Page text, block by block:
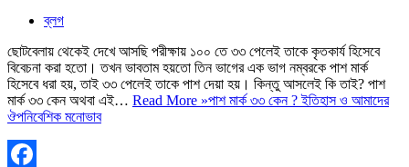
ব্লগ
ছোটবেলায় থেকেই দেখে আসছি পরীক্ষায় ১০০ তে ৩৩ পেলেই তাকে কৃতকার্য হিসেবে
বিবেচনা করা হতো। তখন ভাবতাম হয়তো তিন ভাগের এক ভাগ নম্বরকে পাশ মার্ক
হিসেবে ধরা হয়, তাই ৩৩ পেলেই তাকে পাশ দেয়া হয়। কিন্তু আসলেই কি তাই? পাশ
মার্ক ৩৩ কেন অথবা এই… Read More »পাশ মার্ক ৩৩ কেন ? ইতিহাস ও আমাদের
ঔপনিবেশিক মনোভাব